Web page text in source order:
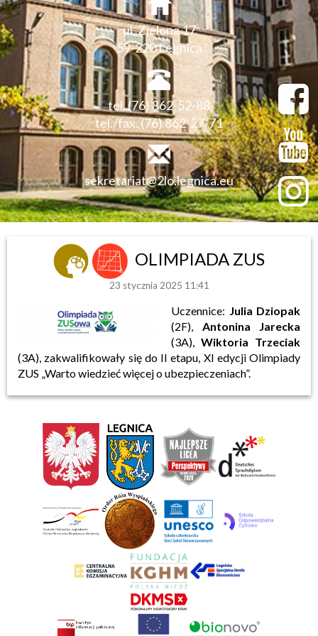
ul. Zielona 17
59-220 Legnica
tel. (76) 862-52-88
tel./fax. (76) 862-27-71
sekretariat@2lo.legnica.eu
OLIMPIADA ZUS
23 stycznia 2025 11:41
Uczennice: Julia Dziopak
(2F), Antonina Jarecka
(3A), Wiktoria Trzeciak
(3A), zakwalifikowały się do II etapu, XI edycji Olimpiady
ZUS „Warto wiedzieć więcej o ubezpieczeniach”.